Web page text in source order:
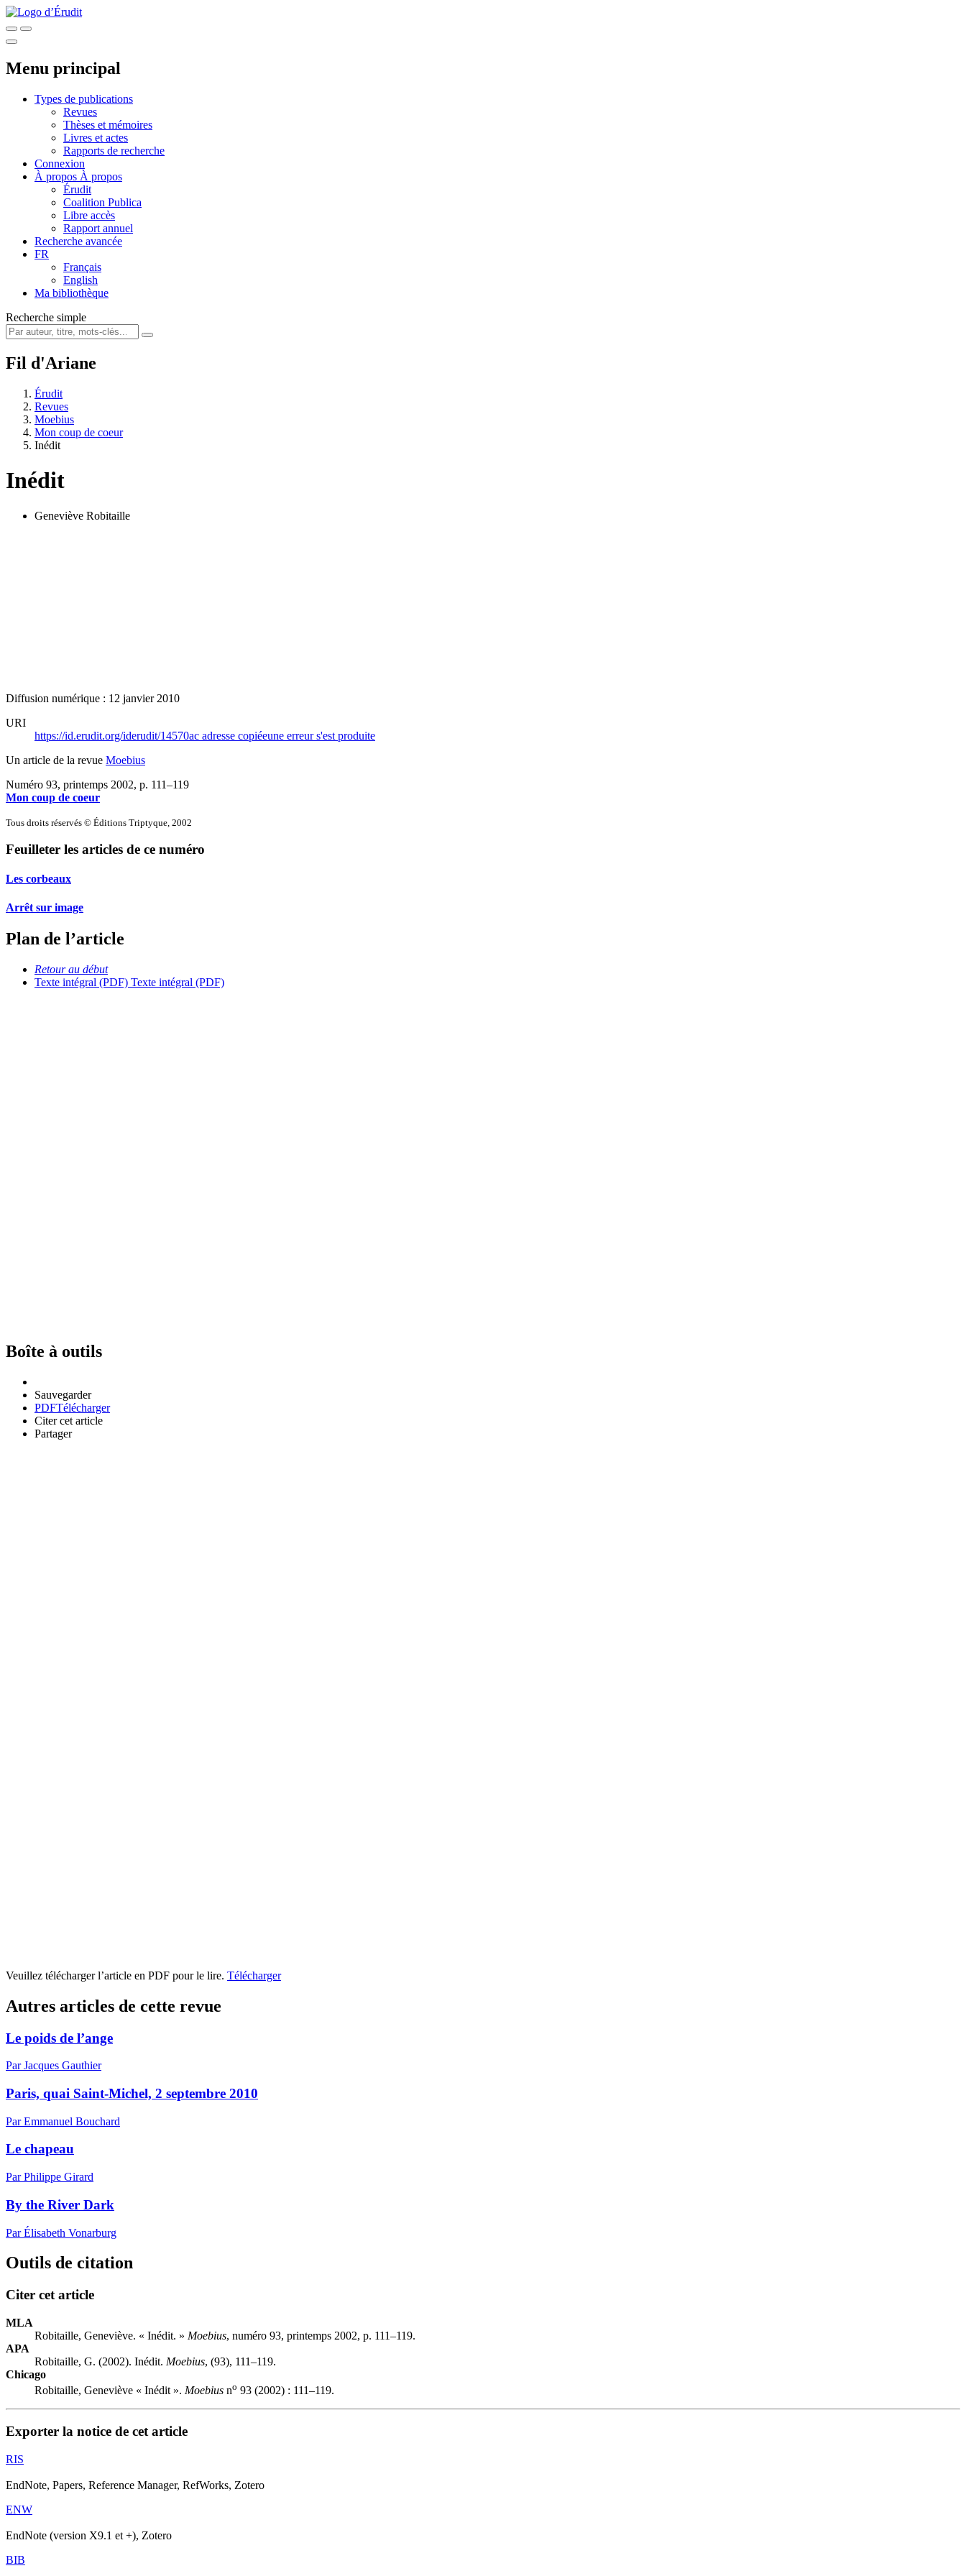
Menu principal
Types de publications
Revues
Thèses et mémoires
Livres et actes
Rapports de recherche
Connexion
À propos À propos
Érudit
Coalition Publica
Libre accès
Rapport annuel
Recherche avancée
FR
Français
English
Ma bibliothèque
Recherche simple
Fil d'Ariane
Érudit
Revues
Moebius
Mon coup de coeur
Inédit
Inédit
Geneviève Robitaille
Diffusion numérique : 12 janvier 2010
URI
https://id.erudit.org/iderudit/14570ac adresse copiéeune erreur s'est produite
Un article de la revue Moebius
Numéro 93, printemps 2002, p. 111–119
Mon coup de coeur
Tous droits réservés © Éditions Triptyque, 2002
Feuilleter les articles de ce numéro
Les corbeaux
Arrêt sur image
Plan de l’article
Retour au début
Texte intégral (PDF) Texte intégral (PDF)
Boîte à outils
Sauvegarder
PDFTélécharger
Citer cet article
Partager
Veuillez télécharger l’article en PDF pour le lire. Télécharger
Autres articles de cette revue
Le poids de l’ange
Par Jacques Gauthier
Paris, quai Saint-Michel, 2 septembre 2010
Par Emmanuel Bouchard
Le chapeau
Par Philippe Girard
By the River Dark
Par Élisabeth Vonarburg
Outils de citation
Citer cet article
MLA
Robitaille, Geneviève. « Inédit. » Moebius, numéro 93, printemps 2002, p. 111–119.
APA
Robitaille, G. (2002). Inédit. Moebius, (93), 111–119.
Chicago
Robitaille, Geneviève « Inédit ». Moebius no 93 (2002) : 111–119.
Exporter la notice de cet article
RIS
EndNote, Papers, Reference Manager, RefWorks, Zotero
ENW
EndNote (version X9.1 et +), Zotero
BIB